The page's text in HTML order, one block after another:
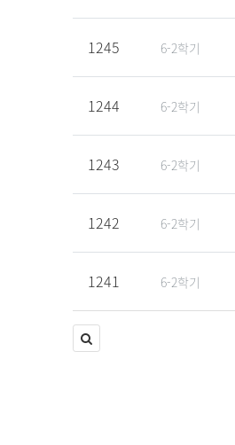
1245 6-2학기
1244 6-2학기
1243 6-2학기
1242 6-2학기
1241 6-2학기